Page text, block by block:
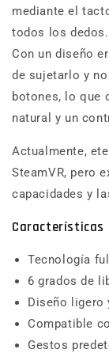
mediante el
todos los dedos.
Con un diseño
de sujetarlo y
botones, lo que
natural y un
Actualmente,
SteamVR, pero
capacidades y
Características
Tecnología
6 grados de
Diseño ligero
Compatible
Gestos